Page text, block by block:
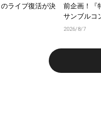
ライブ復活が決
前企画！『
サンブルコ
ーフォニア
2026/8/7